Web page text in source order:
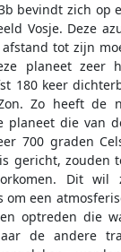
bevindt zich op
Vosje. Deze
tot zijn
planeet zeer
180 keer
Zo heeft de
planeet die van
700 graden
gericht, zouden
Dit wil
om een
optreden die
de andere